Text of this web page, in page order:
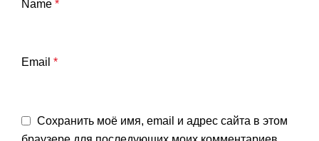
Name *
Email *
Сохранить моё имя, email и адрес сайта в этом